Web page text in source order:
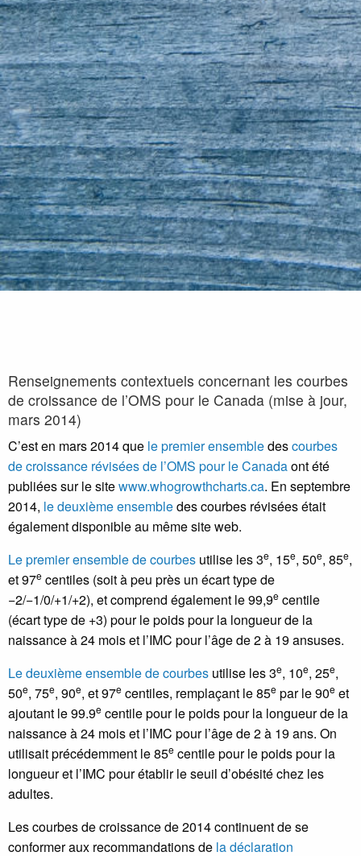
Renseignements contextuels concernant les courbes
de croissance de l’OMS pour le Canada (mise à jour,
mars 2014)
C’est en mars 2014 que le premier ensembledescourbes
de croissance révisées de l’OMS pour le Canadaont été
publiées sur le sitewww.whogrowthcharts.ca. En septembre
2014, le deuxième ensembledes courbes révisées était
également disponible au même site web.
Le premier ensemble de courbes utilise les 3e, 15e, 50e, 85e,
et 97e centiles (soit à peu près un écart type de
−2/−1/0/+1/+2), et comprend également le 99,9e centile
(écart type de +3) pour le poids pour la longueur de la
naissance à 24 mois et l’IMC pour l’âge de 2 à 19 ansuses.
Le deuxième ensemble de courbes utilise les 3e, 10e, 25e,
50e, 75e, 90e, et 97e centiles, remplaçant le 85e par le 90e et
ajoutant le 99.9e centile pour le poids pour la longueur de la
naissance à 24 mois et l’IMC pour l’âge de 2 à 19 ans. On
utilisait précédemment le 85e centile pour le poids pour la
longueur et l’IMC pour établir le seuil d’obésité chez les
adultes.
Les courbes de croissance de 2014 continuent de se
conformer aux recommandations de la déclaration